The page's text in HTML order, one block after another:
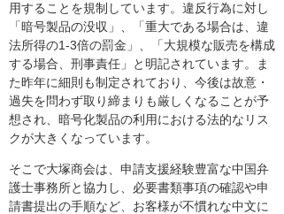
用することを規制しています。違反行為に対し
「暗号製品の没収」、「重大である場合は、違
法所得の1-3倍の罰金」、「大規模な販売を構成
する場合、刑事責任」と明記されています。ま
た昨年に細則も制定されており、今後は故意・
過失を問わず取り締まりも厳しくなることが予
想され、暗号化製品の利用における法的なリス
クが大きくなっています。
そこで大塚商会は、申請支援経験豊富な中国弁
護士事務所と協力し、必要書類事項の確認や申
請書提出の手順など、お客様が不慣れな中文に